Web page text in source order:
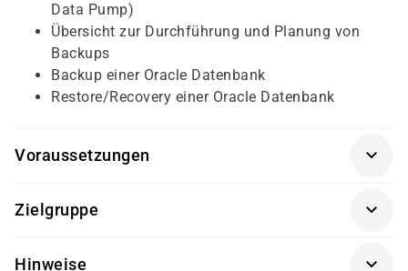
Data Pump)
Übersicht zur Durchführung und Planung von
Backups
Backup einer Oracle Datenbank
Restore/Recovery einer Oracle Datenbank
Voraussetzungen
Grundlegende Kenntnisse von Oracle-
Datenbanken
Zielgruppe
Datenbankadministratoren
Hinweise